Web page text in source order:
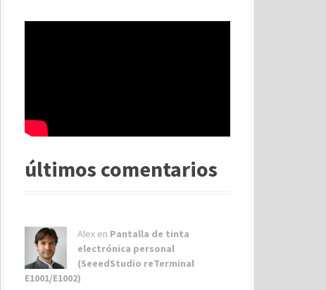
últimos comentarios
Alex en Pantalla de tinta
electrónica personal
(SeeedStudio reTerminal
E1001/E1002)